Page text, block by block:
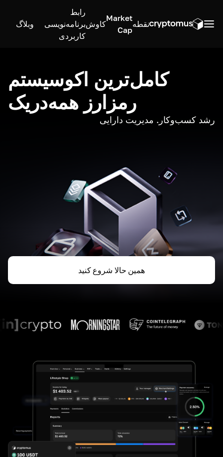
نقطه
Market
Cap
کاوش
رابط
برنامه‌نویسی
کاربردی
وبلاگ
کامل‌ترین اکوسیستم
رمزارز همه‌در‌یک
رشد کسب‌وکار. مدیریت دارایی
همین حالا شروع کنید